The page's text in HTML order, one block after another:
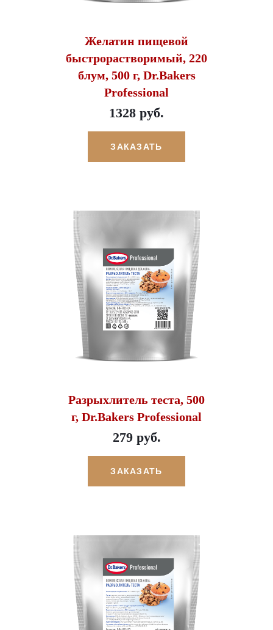
Желатин пищевой
быстрорастворимый, 220
блум, 500 г, Dr.Bakers
Professional
1328 руб.
ЗАКАЗАТЬ
Разрыхлитель теста, 500
г, Dr.Bakers Professional
279 руб.
ЗАКАЗАТЬ